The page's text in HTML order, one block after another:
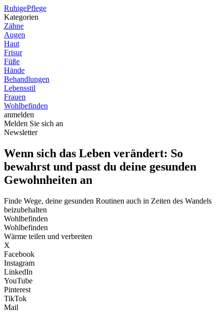
RuhigePflege
Kategorien
Zähne
Augen
Haut
Frisur
Füße
Hände
Behandlungen
Lebensstil
Frauen
Wohlbefinden
anmelden
Melden Sie sich an
Newsletter
Wenn sich das Leben verändert: So
bewahrst und passt du deine gesunden
Gewohnheiten an
Finde Wege, deine gesunden Routinen auch in Zeiten des Wandels
beizubehalten
Wohlbefinden
Wohlbefinden
Wärme teilen und verbreiten
X
Facebook
Instagram
LinkedIn
YouTube
Pinterest
TikTok
Mail